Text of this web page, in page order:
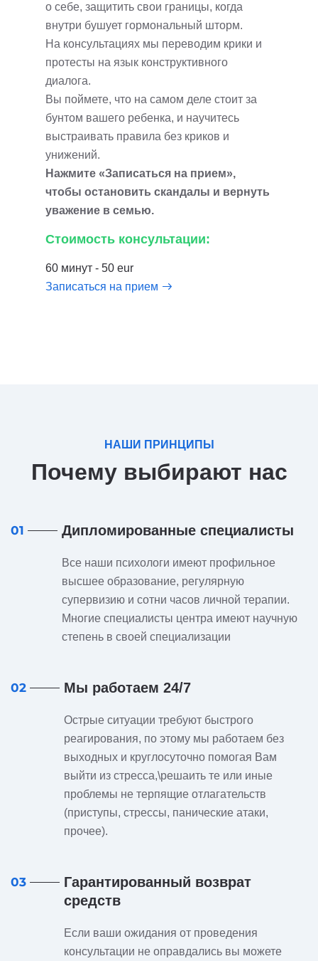
о себе, защитить свои границы, когда
внутри бушует гормональный шторм.
На консультациях мы переводим крики и
протесты на язык конструктивного
диалога.
Вы поймете, что на самом деле стоит за
бунтом вашего ребенка, и научитесь
выстраивать правила без криков и
унижений.
Нажмите «Записаться на прием»,
чтобы остановить скандалы и вернуть
уважение в семью.
Стоимость консультации:
60 минут - 50 eur
Записаться на прием
НАШИ ПРИНЦИПЫ
Почему выбирают нас
01 Дипломированные специалисты
Все наши психологи имеют профильное
высшее образование, регулярную
супервизию и сотни часов личной терапии.
Многие специалисты центра имеют научную
степень в своей специализации
02 Мы работаем 24/7
Острые ситуации требуют быстрого
реагирования, по этому мы работаем без
выходных и круглосуточно помогая Вам
выйти из стресса,\решаить те или иные
проблемы не терпящие отлагательств
(приступы, стрессы, панические атаки,
прочее).
03
Гарантированный возврат
средств
Если ваши ожидания от проведения
консультации не оправдались вы можете